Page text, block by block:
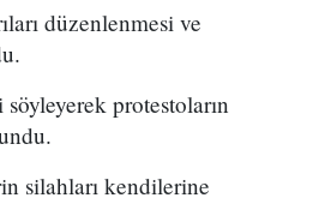
düzenlenmesi ve
protestoların
silahları kendilerine